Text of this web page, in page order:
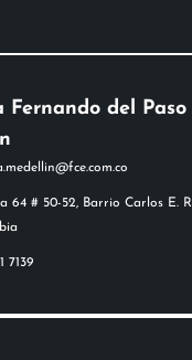
Fernando del Paso
64 # 50-52, Barrio Carlos E.
7139